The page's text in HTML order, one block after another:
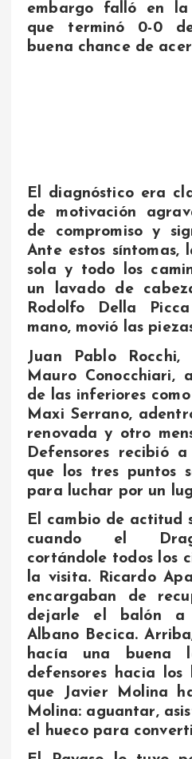
embargo falló en
que terminó 0-0
buena chance de
El diagnóstico era
de motivación
de compromiso y
Ante estos síntomas,
sola y todo los
un lavado de
Rodolfo Della
mano, movió las
Juan Pablo
Mauro Conocchiari,
de las inferiores
Maxi Serrano,
renovada y otro
Defensores recibió
que los tres puntos
para luchar por un
El cambio de actitud
cuando el
cortándole todos los
la visita. Ricardo
encargaban de
dejarle el balón
Albano Becica.
hacía una buena
defensores hacia los
que Javier Molina
Molina: aguantar,
el hueco para